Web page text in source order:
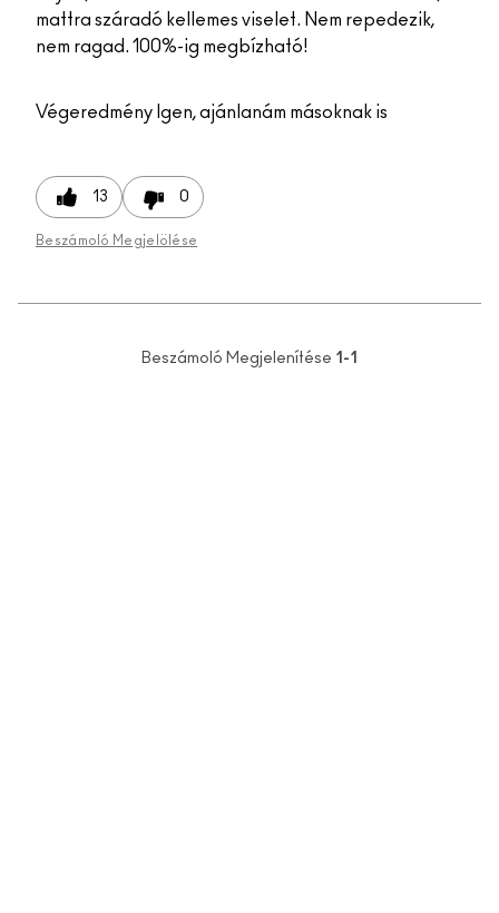
mattra száradó kellemes viselet. Nem repedezik,
nem ragad. 100%-ig megbízható!
Végeredmény Igen, ajánlanám másoknak is
13 0
Beszámoló Megjelölése
Beszámoló Megjelenítése 1-1